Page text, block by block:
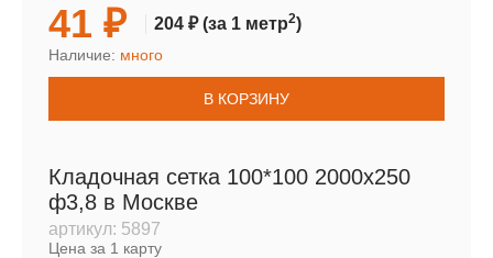
41 ₽ 204 ₽(за 1 метр2)
Наличие: много
В КОРЗИНУ
Кладочная сетка 100*100 2000х250
ф3,8 в Москве
артикул: 5897
Цена за 1 карту